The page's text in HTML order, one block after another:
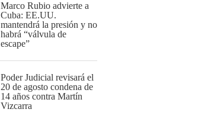
Marco Rubio advierte a
Cuba: EE.UU.
mantendrá la presión y no
habrá “válvula de
escape”
Poder Judicial revisará el
20 de agosto condena de
14 años contra Martín
Vizcarra